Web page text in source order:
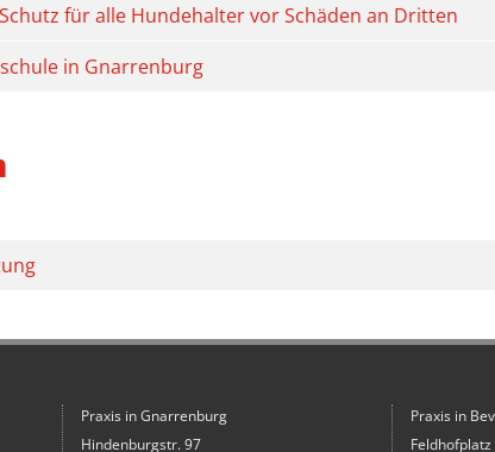
für alle Hundehalter vor Schäden an Dritten
in Gnarrenburg
Praxis in Gnarrenburg
Hindenburgstr. 97
Praxis in
Feldhofplatz